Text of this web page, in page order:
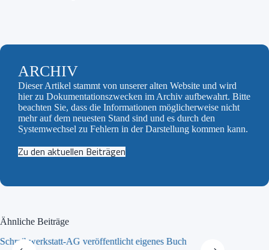
ARCHIV
Dieser Artikel stammt von unserer alten Website und wird
hier zu Dokumentationszwecken im Archiv aufbewahrt. Bitte
beachten Sie, dass die Informationen möglicherweise nicht
mehr auf dem neuesten Stand sind und es durch den
Systemwechsel zu Fehlern in der Darstellung kommen kann.
Zu den aktuellen Beiträgen
Ähnliche Beiträge
Schreibwerkstatt-AG veröffentlicht eigenes Buch